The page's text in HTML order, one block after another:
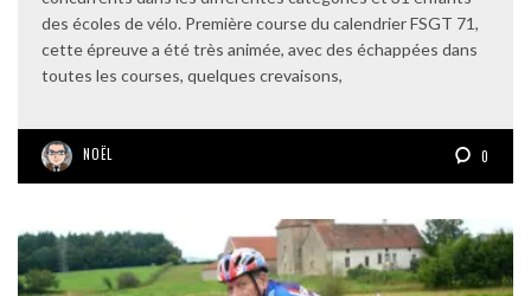
des écoles de vélo. Première course du calendrier FSGT 71,
cette épreuve a été très animée, avec des échappées dans
toutes les courses, quelques crevaisons,
NOËL 0